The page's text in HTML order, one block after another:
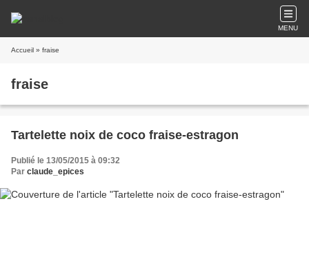
MENU
Accueil » fraise
fraise
Tartelette noix de coco fraise-estragon
Publié le 13/05/2015 à 09:32
Par claude_epices